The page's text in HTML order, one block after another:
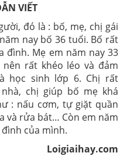
VIẾT
đó là : bố, mẹ, chị gái
nay bố 36 tuổi. Bố rất
đình. Mẹ em năm nay 33
rất khéo léo và đảm
học sinh lớp 6. Chị rất
chị giúp bố mẹ khá
: nấu cơm, tự giặt quần
và rửa bát… Còn em năm
của mình.
Loigiaihay.com